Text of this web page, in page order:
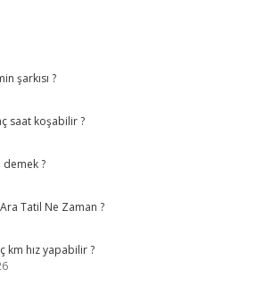
şarkısı ?
saat koşabilir ?
demek ?
Tatil Ne Zaman ?
km hız yapabilir ?